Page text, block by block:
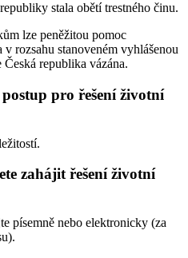
stala obětí trestného činu.
lze peněžitou pomoc
rozsahu stanoveném vyhlášenou
republika vázána.
pro řešení životní
zahájit řešení životní
písemně nebo elektronicky (za